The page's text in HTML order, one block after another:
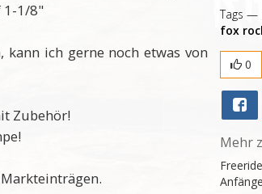
1-1/8"
kann ich gerne noch etwas von
Zubehör!
Tags —
fox
0
Mehr